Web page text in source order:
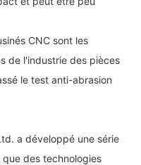
CNC sont les
de l'industrie des pièces
le test anti-abrasion
a développé une série
des technologies